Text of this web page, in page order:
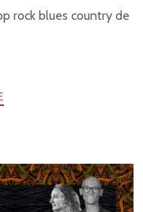
rock blues country de